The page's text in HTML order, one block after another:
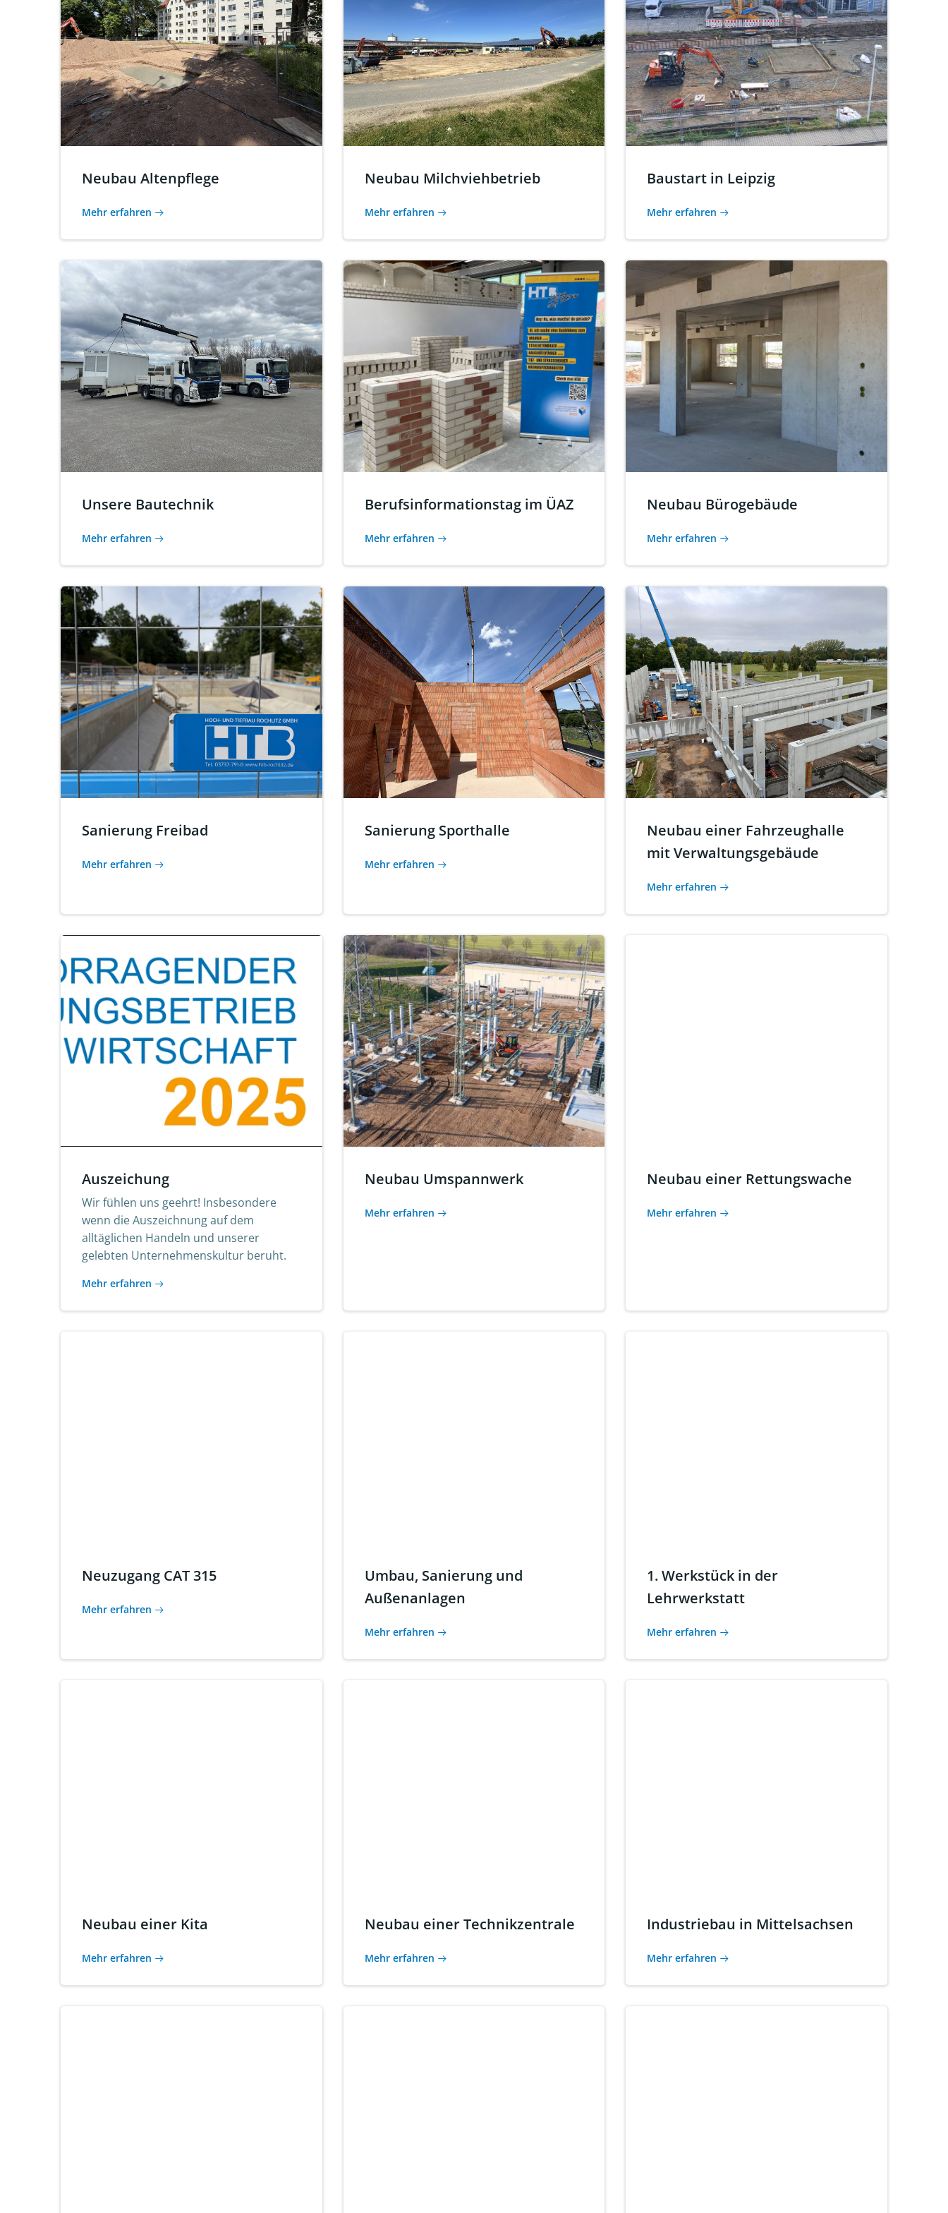
Neubau Altenpflege
Mehr erfahren
Neubau Milchviehbetrieb
Mehr erfahren
Baustart in Leipzig
Mehr erfahren
Unsere Bautechnik
Mehr erfahren
Berufsinformationstag im ÜAZ
Mehr erfahren
Neubau Bürogebäude
Mehr erfahren
Sanierung Freibad
Mehr erfahren
Sanierung Sporthalle
Mehr erfahren
Neubau einer Fahrzeughalle
mit Verwaltungsgebäude
Mehr erfahren
Auszeichung
Wir fühlen uns geehrt! Insbesondere
wenn die Auszeichnung auf dem
alltäglichen Handeln und unserer
gelebten Unternehmenskultur beruht.
Mehr erfahren
Neubau Umspannwerk
Mehr erfahren
Neubau einer Rettungswache
Mehr erfahren
Neuzugang CAT 315
Mehr erfahren
Umbau, Sanierung und
Außenanlagen
Mehr erfahren
1. Werkstück in der
Lehrwerkstatt
Mehr erfahren
Neubau einer Kita
Mehr erfahren
Neubau einer Technikzentrale
Mehr erfahren
Industriebau in Mittelsachsen
Mehr erfahren